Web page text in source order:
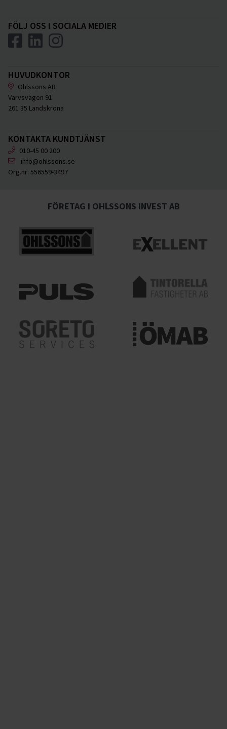
FÖLJ OSS I SOCIALA MEDIER
HUVUDKONTOR
Ohlssons AB
Varvsvägen 91
261 35 Landskrona
KONTAKTA KUNDTJÄNST
010-45 00 200
info@ohlssons.se
Org.nr: 556559-3497
FÖRETAG I OHLSSONS INVEST AB